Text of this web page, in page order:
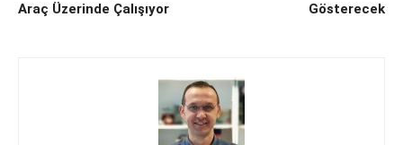
Araç Üzerinde Çalışıyor
Gösterecek